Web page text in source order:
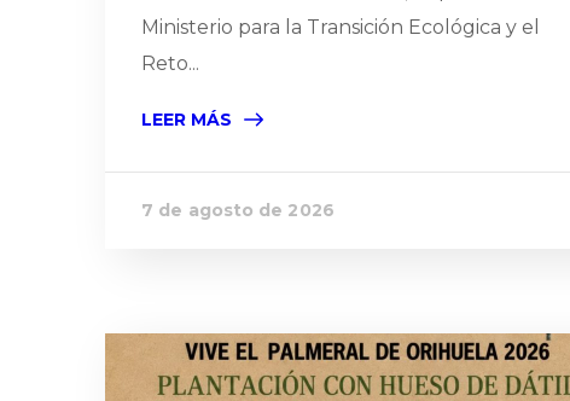
Ministerio para la Transición Ecológica y el
Reto...
LEER MÁS
7 de agosto de 2026